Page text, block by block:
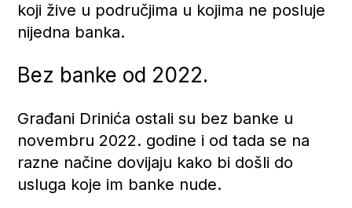
koji žive u područjima u kojima ne posluje
nijedna banka.
Bez banke od 2022.
Građani Drinića ostali su bez banke u
novembru 2022. godine i od tada se na
razne načine dovijaju kako bi došli do
usluga koje im banke nude.